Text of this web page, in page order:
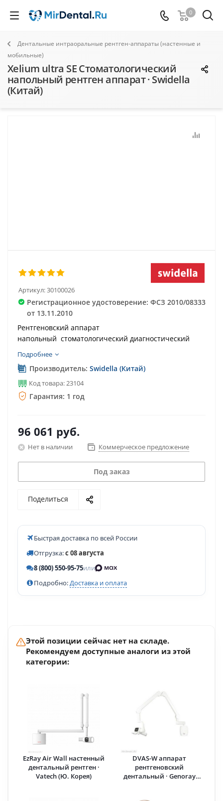
0
Дентальные интраоральные рентген-аппараты (настенные и
мобильные)
Xelium ultra SE Стоматологический
напольный рентген аппарат · Swidella
(Китай)
Артикул:30100026
Регистрационное удостоверение: ФСЗ 2010/08333
от 13.11.2010
Рентгеновский аппарат
напольный стоматологический диагностический
Подробнее
Производитель: Swidella (Китай)
Код товара: 23104
Гарантия: 1 год
96 061 руб.
Нет в наличии Коммерческое предложение
Под заказ
Поделиться
Быстрая доставка по всей России
Отгрузка:с 08 августа
8 (800) 550-95-75или
Подробно:Доставка и оплата
Этой позиции сейчас нет на складе.
Рекомендуем доступные аналоги из этой
категории:
EzRay Air Wall настенный
дентальный рентген ·
Vatech (Ю. Корея)
DVAS-W аппарат
рентгеновский
дентальный · Genoray